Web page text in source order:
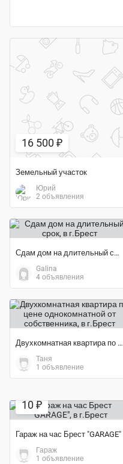
16 500 ₽
Земельный участок
Юрий
2 объявления
Сдам дом на длительный срок
Galina
4 объявления
Двухкомнатная квартира по цене однокомнатной от собственника
Таня
1 объявление
10 ₽
Гараж на час Брест "GARAGE"
Гараж
1 объявление